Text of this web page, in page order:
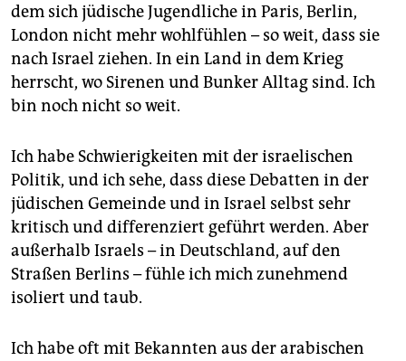
dem sich jüdische Jugendliche in Paris, Berlin,
London nicht mehr wohlfühlen – so weit, dass sie
nach Israel ziehen. In ein Land in dem Krieg
herrscht, wo Sirenen und Bunker Alltag sind. Ich
bin noch nicht so weit.
Ich habe Schwierigkeiten mit der israelischen
Politik, und ich sehe, dass diese Debatten in der
jüdischen Gemeinde und in Israel selbst sehr
kritisch und differenziert geführt werden. Aber
außerhalb Israels – in Deutschland, auf den
Straßen Berlins – fühle ich mich zunehmend
isoliert und taub.
Ich habe oft mit Bekannten aus der arabischen